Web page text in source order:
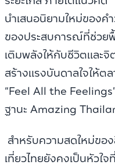
นำเสนอนิยามใหม่ของค
ของประสบการณ์ที่ช่วย
เติมพลังให้กับชีวิตแล
สร้างแรงบันดาลใจให้ต
“Feel All the
ฐานะ Amazing
สำหรับความสดใหม่ขอ
เที่ยวไทยยังคงเป็นหัวใ